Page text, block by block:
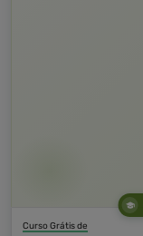
Curso Grátis de